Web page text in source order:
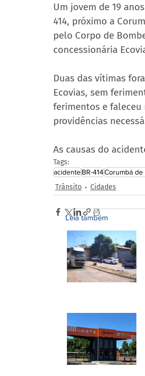
Um jovem de 19
414, próximo a
pelo Corpo de
concessionária
Duas das vítimas
Ecovias, sem
ferimentos e faleceu
providências
As causas do
Tags:
acidenteBR-414Corumbá de
Trânsito Cidades
Leia também